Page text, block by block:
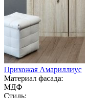
Прихожая Амариллиус
Материал фасада:
МДФ
Стиль: